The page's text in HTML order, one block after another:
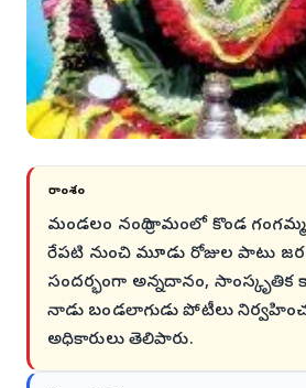
సారాంశం
మండలం నంది గ్రామంలో కొండ
రేపటి నుంచి మూడు రోజుల పాటు
సందర్భంగా అన్నదానం, సాంస్కృతిక
నాడు బండలాగుడు పోటీలు
అధికారులు తెలిపారు.